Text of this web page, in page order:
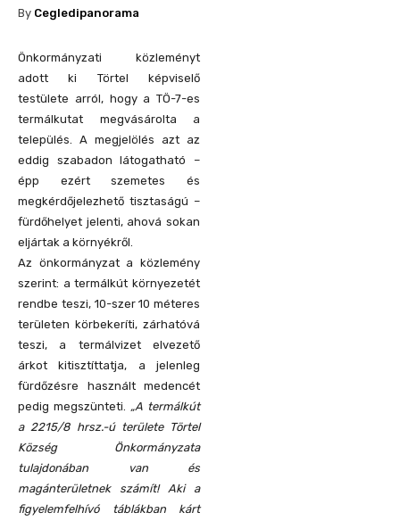
By Cegledipanorama
Önkormányzati közleményt
adott ki Törtel képviselő
testülete arról, hogy a TÖ-7-es
termálkutat megvásárolta a
település. A megjelölés azt az
eddig szabadon látogatható –
épp ezért szemetes és
megkérdőjelezhető tisztaságú –
fürdőhelyet jelenti, ahová sokan
eljártak a környékről.
Az önkormányzat a közlemény
szerint: a termálkút környezetét
rendbe teszi, 10-szer 10 méteres
területen körbekeríti, zárhatóvá
teszi, a termálvizet elvezető
árkot kitisztíttatja, a jelenleg
fürdőzésre használt medencét
pedig megszünteti. „A termálkút
a 2215/8 hrsz.-ú területe Törtel
Község Önkormányzata
tulajdonában van és
magánterületnek számít! Aki a
figyelemfelhívó táblákban kárt